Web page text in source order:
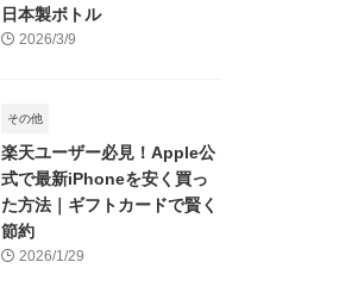
日本製ボトル
2026/3/9
その他
楽天ユーザー必見！Apple公
式で最新iPhoneを安く買っ
た方法｜ギフトカードで賢く
節約
2026/1/29